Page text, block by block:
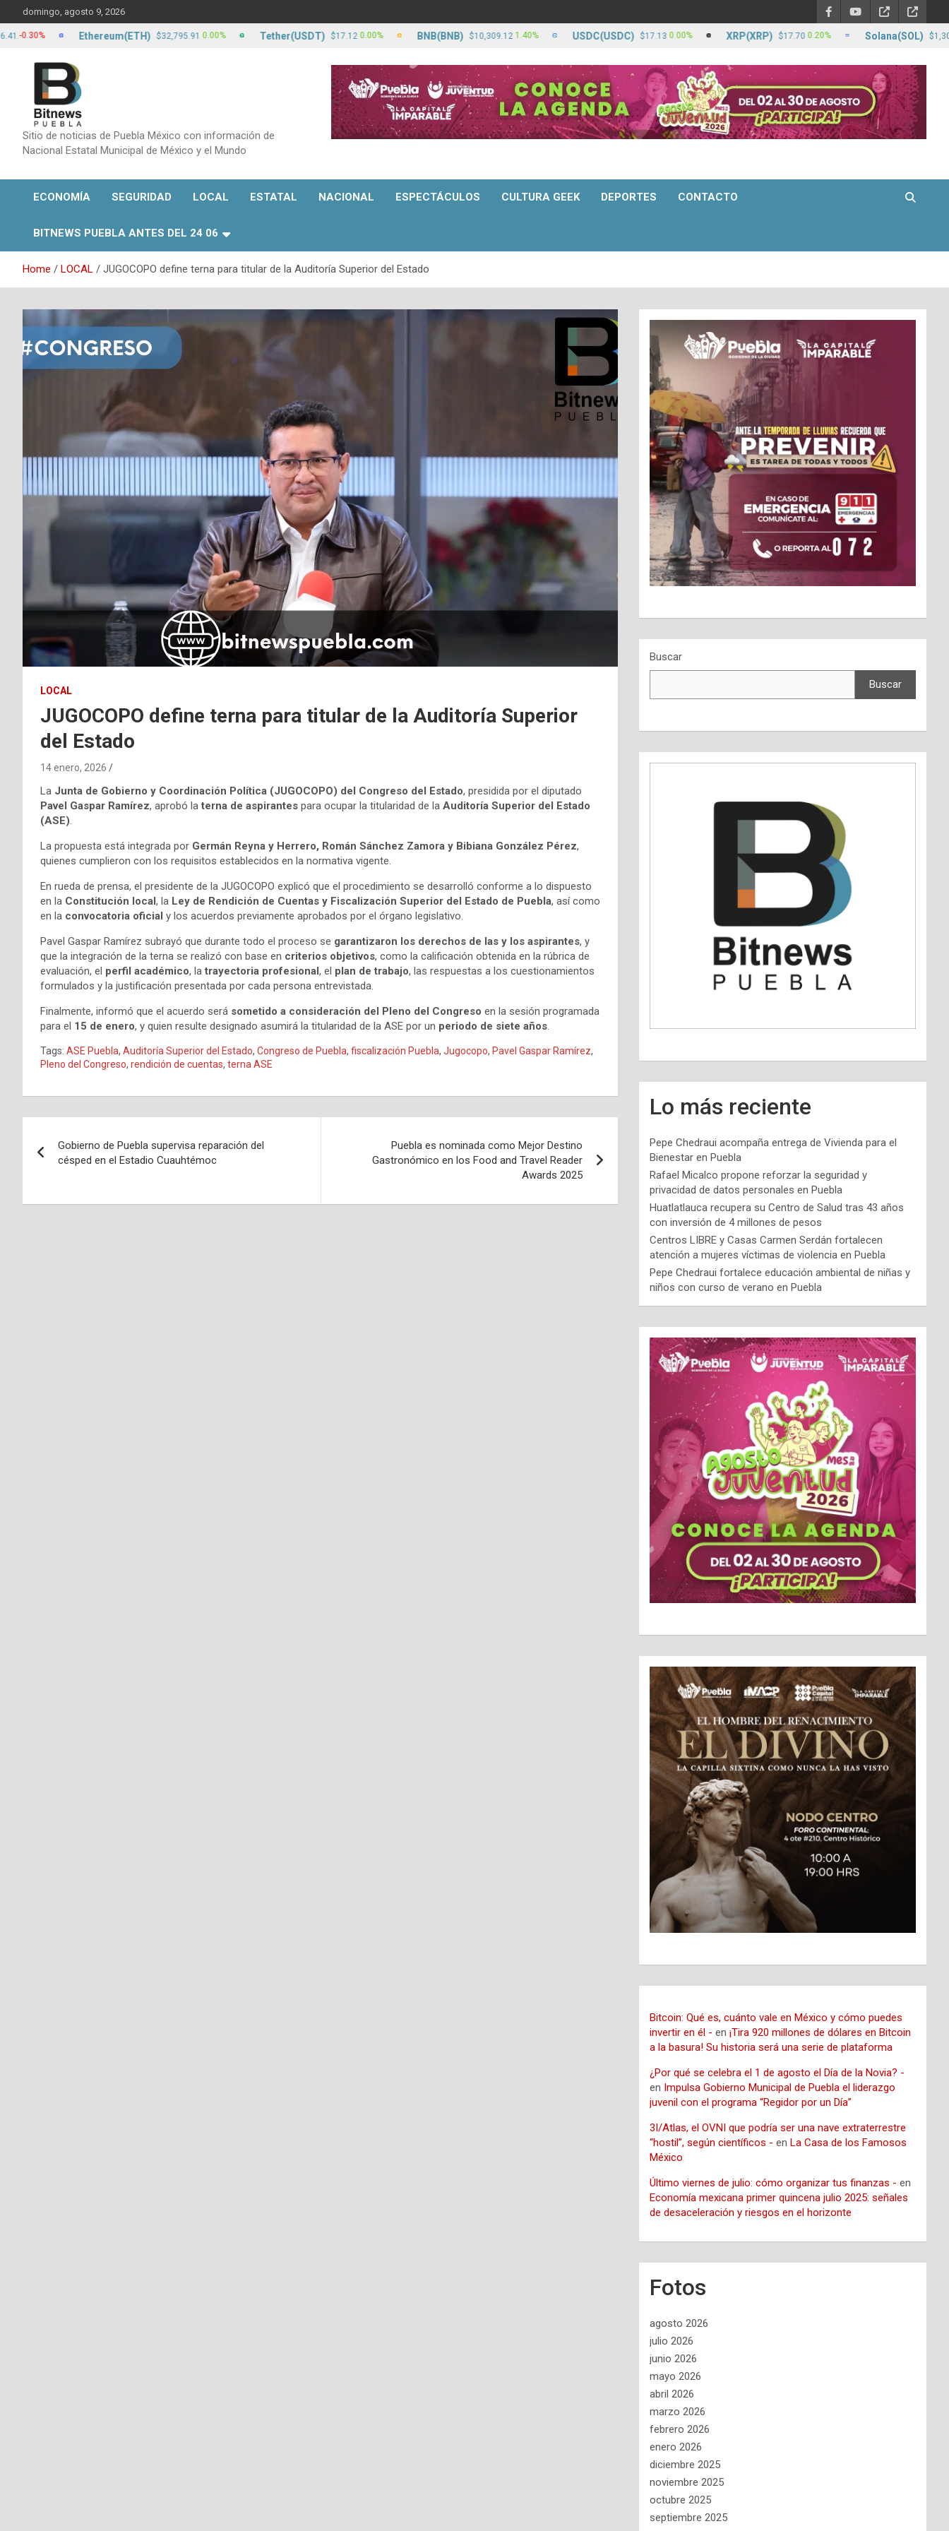
to
content
domingo, agosto 9, 2026
Sitio de noticias de Puebla México con información de
Nacional Estatal Municipal de México y el Mundo
ECONOMÍA SEGURIDAD LOCAL ESTATAL NACIONAL ESPECTÁCULOS CULTURA GEEK DEPORTES CONTACTO
BITNEWS PUEBLA ANTES DEL 24 06
Home LOCAL JUGOCOPO define terna para titular de la Auditoría Superior del Estado
LOCAL
JUGOCOPO define terna para titular de la Auditoría Superior
del Estado
14 enero, 2026
La Junta de Gobierno y Coordinación Política (JUGOCOPO) del Congreso del Estado, presidida por el diputado
Pavel Gaspar Ramírez, aprobó laterna de aspirantes para ocupar la titularidad de la Auditoría Superior del Estado
(ASE).
La propuesta está integrada por Germán Reyna y Herrero, Román Sánchez Zamora y Bibiana González Pérez,
quienes cumplieron con los requisitos establecidos en la normativa vigente.
En rueda de prensa, el presidente de la JUGOCOPO explicó que el procedimiento se desarrolló conforme a lo dispuesto
en la Constitución local , la Ley de Rendición de Cuentas y Fiscalización Superior del Estado de Puebla, así como
en la convocatoria oficial y los acuerdos previamente aprobados por el órgano legislativo.
Pavel Gaspar Ramírez subrayó que durante todo el proceso se garantizaron los derechos de las y los aspirantes, y
que la integración de la terna se realizó con base en criterios objetivos, como la calificación obtenida en la rúbrica de
evaluación, el perfil académico, latrayectoria profesional , el plan de trabajo, las respuestas a los cuestionamientos
formulados y la justificación presentada por cada persona entrevistada.
Finalmente, informó que el acuerdo será sometido a consideración del Pleno del Congreso en la sesión programada
para el 15 de enero, y quien resulte designado asumirá la titularidad de la ASE por un periodo de siete años.
Tags: ASE Puebla, Auditoría Superior del Estado, Congreso de Puebla, fiscalización Puebla, Jugocopo, Pavel Gaspar Ramírez,
Pleno del Congreso, rendición de cuentas, terna ASE
de
Gobierno de Puebla supervisa reparación del
césped en el Estadio Cuauhtémoc
Puebla es nominada como Mejor Destino
Gastronómico en los Food and Travel Reader
Awards 2025
Buscar
Buscar
Lo más reciente
Pepe Chedraui acompaña entrega de Vivienda para el
Bienestar en Puebla
Rafael Micalco propone reforzar la seguridad y
privacidad de datos personales en Puebla
Huatlatlauca recupera su Centro de Salud tras 43 años
con inversión de 4 millones de pesos
Centros LIBRE y Casas Carmen Serdán fortalecen
atención a mujeres víctimas de violencia en Puebla
Pepe Chedraui fortalece educación ambiental de niñas y
niños con curso de verano en Puebla
Bitcoin: Qué es, cuánto vale en México y cómo puedes
invertir en él - en¡Tira 920 millones de dólares en Bitcoin
a la basura! Su historia será una serie de plataforma
¿Por qué se celebra el 1 de agosto el Día de la Novia? -
en Impulsa Gobierno Municipal de Puebla el liderazgo
juvenil con el programa “Regidor por un Día”
3I/Atlas, el OVNI que podría ser una nave extraterrestre
“hostil”, según científicos - enLa Casa de los Famosos
México
Último viernes de julio: cómo organizar tus finanzas - en
Economía mexicana primer quincena julio 2025: señales
de desaceleración y riesgos en el horizonte
Fotos
agosto 2026
julio 2026
junio 2026
mayo 2026
abril 2026
marzo 2026
febrero 2026
enero 2026
diciembre 2025
noviembre 2025
octubre 2025
septiembre 2025
Ethereum(ETH) $32,795.91 0.00% Tether(USDT) $17.12 0.00% BNB(BNB) $10,309.12 1.40% USDC(USDC) $17.13 0.00% XRP(XRP) $17.70 0.20% Solana(SOL) $1,306.14